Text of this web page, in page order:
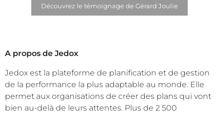
Découvrez le témoignage de Gérard Joulie
A propos de Jedox
Jedox est la plateforme de planification et de gestion
de la performance la plus adaptable au monde. Elle
permet aux organisations de créer des plans qui vont
bien au-delà de leurs attentes. Plus de 2 500